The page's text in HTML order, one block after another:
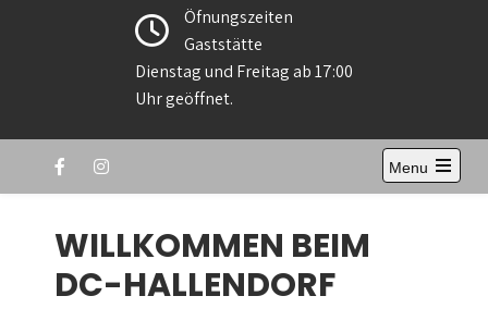
Öfnungszeiten
Gaststätte
Dienstag und Freitag ab 17:00
Uhr geöffnet.
Menu
Open
WILLKOMMEN BEIM
DC-HALLENDORF